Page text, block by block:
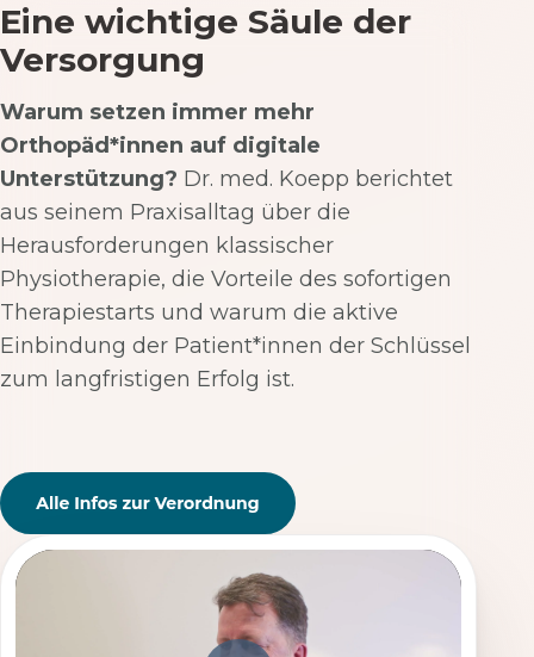
Eine wichtige Säule der
Versorgung
Warum setzen immer mehr
Orthopäd*innen auf digitale
Unterstützung? Dr. med. Koepp berichtet
aus seinem Praxisalltag über die
Herausforderungen klassischer
Physiotherapie, die Vorteile des sofortigen
Therapiestarts und warum die aktive
Einbindung der Patient*innen der Schlüssel
zum langfristigen Erfolg ist.